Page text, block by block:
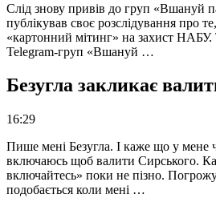
Слід знову привів до груп «Вшануй
публікував своє розслідування про
«картонний мітинг» на захист
Telegram-груп «Вшануй …
Безугла закликає
16:29
Пише мені Безугла. І каже що у мене
включаюсь щоб валити Сирського.
включайтесь» поки не пізно.
подобається коли мені …